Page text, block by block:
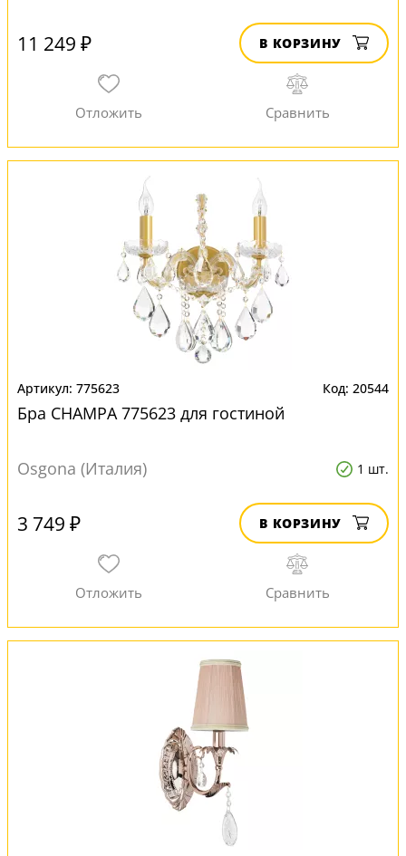
11 249 ₽ В КОРЗИНУ
775623 20544
Бра CHAMPA 775623 для гостиной
Osgona (Италия) 1 шт.
3 749 ₽ В КОРЗИНУ